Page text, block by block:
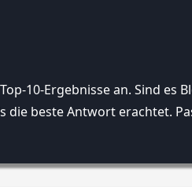
10-Ergebnisse an. Sind es
beste Antwort erachtet.